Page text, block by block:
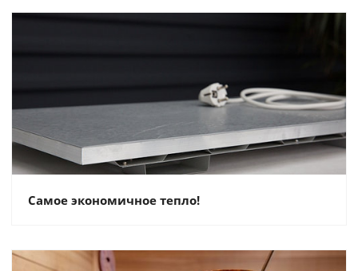
Самое экономичное тепло!